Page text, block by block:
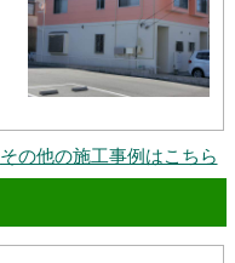
その他の施工事例はこちら